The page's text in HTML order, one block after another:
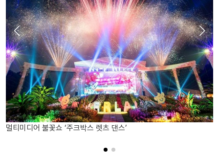
멀티미디어 불꽃쇼 ‘주크박스 렛츠 댄스’